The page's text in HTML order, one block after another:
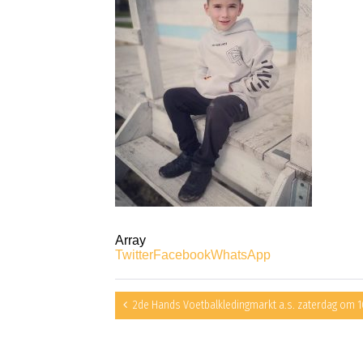
Array
TwitterFacebookWhatsApp
2de Hands Voetbalkledingmarkt a.s. zaterdag om